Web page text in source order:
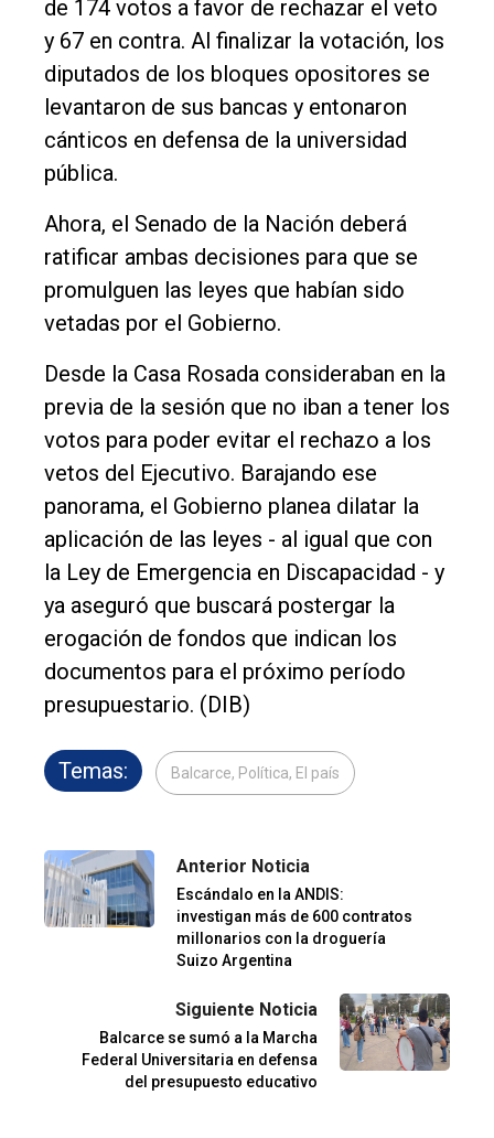
de 174 votos a favor de rechazar el veto
y 67 en contra. Al finalizar la votación, los
diputados de los bloques opositores se
levantaron de sus bancas y entonaron
cánticos en defensa de la universidad
pública.
Ahora, el Senado de la Nación deberá
ratificar ambas decisiones para que se
promulguen las leyes que habían sido
vetadas por el Gobierno.
Desde la Casa Rosada consideraban en la
previa de la sesión que no iban a tener los
votos para poder evitar el rechazo a los
vetos del Ejecutivo. Barajando ese
panorama, el Gobierno planea dilatar la
aplicación de las leyes - al igual que con
la Ley de Emergencia en Discapacidad - y
ya aseguró que buscará postergar la
erogación de fondos que indican los
documentos para el próximo período
presupuestario. (DIB)
Temas: Balcarce, Política, El país
Anterior Noticia
Escándalo en la ANDIS:
investigan más de 600 contratos
millonarios con la droguería
Suizo Argentina
Siguiente Noticia
Balcarce se sumó a la Marcha
Federal Universitaria en defensa
del presupuesto educativo